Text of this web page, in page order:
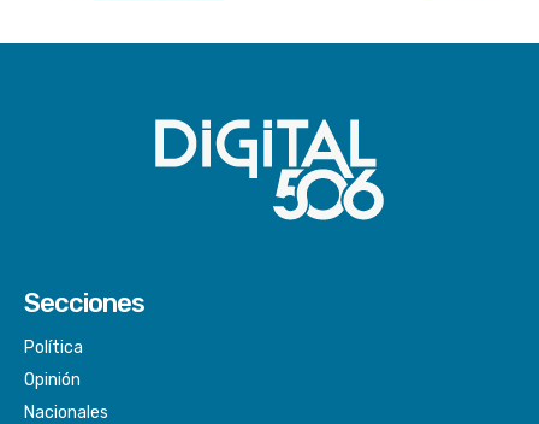
Secciones
Política
Opinión
Nacionales